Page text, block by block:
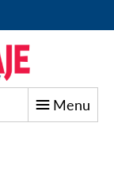
Menu